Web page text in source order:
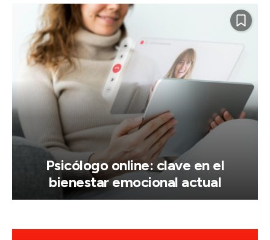
Psicólogo online: clave en el
bienestar emocional actual